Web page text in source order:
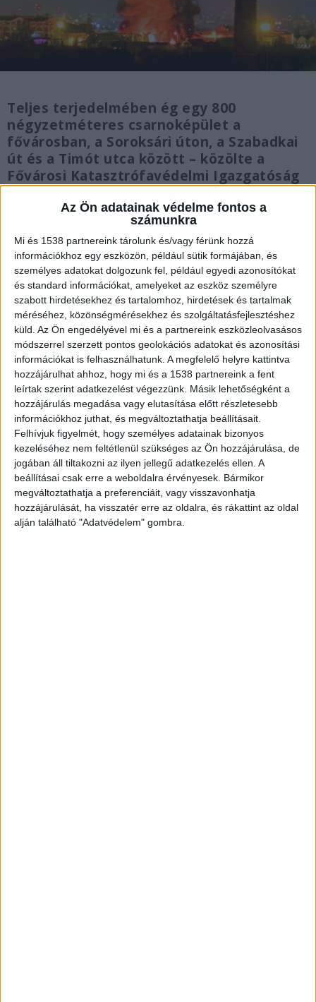
Az Ön adatainak védelme fontos a
számunkra
Mi és 1538 partnereink tárolunk és/vagy férünk hozzá
információkhoz egy eszközön, például sütik formájában, és
személyes adatokat dolgozunk fel, például egyedi azonosítókat
és standard információkat, amelyeket az eszköz személyre
szabott hirdetésekhez és tartalomhoz, hirdetések és tartalmak
méréséhez, közönségmérésekhez és szolgáltatásfejlesztéshez
küld. Az Ön engedélyével mi és a partnereink eszközleolvasásos
módszerrel szerzett pontos geolokációs adatokat és azonosítási
információkat is felhasználhatunk. A megfelelő helyre kattintva
hozzájárulhat ahhoz, hogy mi és a 1538 partnereink a fent
leírtak szerint adatkezelést végezzünk. Másik lehetőségként a
hozzájárulás megadása vagy elutasítása előtt részletesebb
információkhoz juthat, és megváltoztathatja beállításait.
Felhívjuk figyelmét, hogy személyes adatainak bizonyos
kezeléséhez nem feltétlenül szükséges az Ön hozzájárulása, de
jogában áll tiltakozni az ilyen jellegű adatkezelés ellen. A
beállításai csak erre a weboldalra érvényesek. Bármikor
megváltoztathatja a preferenciáit, vagy visszavonhatja
hozzájárulását, ha visszatér erre az oldalra, és rákattint az oldal
alján található "Adatvédelem" gombra.
Teljes terjedelmében ég egy 800
négyzetméteres csarnoképület a
fővárosban, a Soroksári úton, a Szabadkai
út és a Timót utca között – közölte a
Fővárosi Katasztrófavédelmi Igazgatóság
tudjuk, az egyik milliárdos médiasztár
cégbirodalmában keletkezett a tűz.
50 autó van a helyszínen
Kisdi Máté szóvivő elmondta, hogy az ötös, azaz
a legmagasabb riasztási fokozatba sorolt tüzet
15 járművel 50 tűzoltó próbálja megfékezni. A
csarnoképületben polcrendszereket,
faanyagokat tároltak.A Kékvillogó legfrissebb
híreit ide kattintva éred el! A Facebookon már
341 ezernél is többen követnek minket.